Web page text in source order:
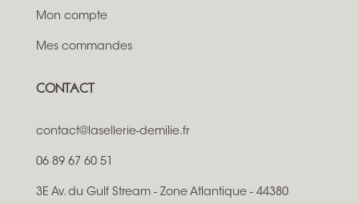
Mon compte
Mes commandes
CONTACT
contact@lasellerie-demilie.fr
06 89 67 60 51
3E Av. du Gulf Stream - Zone Atlantique - 44380